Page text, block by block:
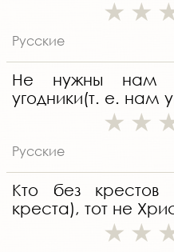
Русские
Не нужны нам
угодники(т. е. нам
Русские
Кто без крестов
креста), тот не